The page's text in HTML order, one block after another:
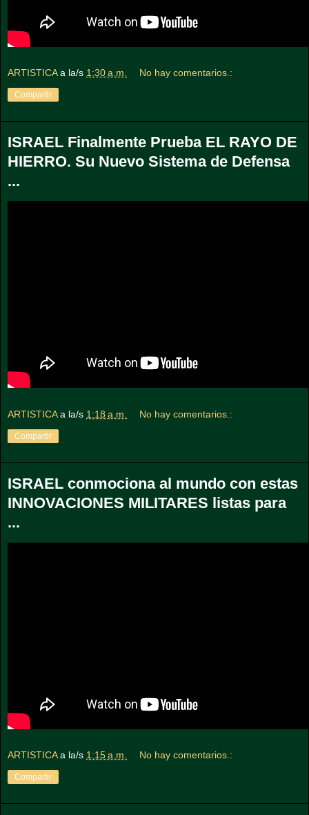
ARTISTICA a la/s 1:30 a.m. No hay comentarios.:
Compartir
ISRAEL Finalmente Prueba EL RAYO DE
HIERRO. Su Nuevo Sistema de Defensa
...
ARTISTICA a la/s 1:18 a.m. No hay comentarios.:
Compartir
ISRAEL conmociona al mundo con estas
INNOVACIONES MILITARES listas para
...
ARTISTICA a la/s 1:15 a.m. No hay comentarios.:
Compartir